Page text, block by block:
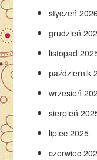
styczeń 2026
grudzień
listopad
październik
wrzesień
sierpień
lipiec 2025
czerwiec